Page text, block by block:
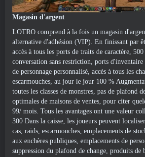
Magasin d'argent
LOTRO comprend à la fois un magasin
alternative d'adhésion (VIP). En finissant par
accès à tous les ports de traits de caractère,
conversation sans restriction, ports d'inventaire
de personnage personnalisé, accès à tous les
escarmouches, au jour le jour 100 %
toutes les classes de monstres, pas de plafond
optimales de maisons de ventes, pour citer
99/ mois. Tous les avantages ont une valeur
300 Dans la caisse, les joueurs peuvent
cas, raids, escarmouches, emplacements de
aux enchères publiques, emplacements de
suppression du plafond de change, produits de